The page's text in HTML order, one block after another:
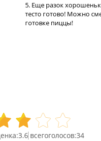
5. Еще разок
тесто готово! Можно
готовке пиццы!
3.6 34